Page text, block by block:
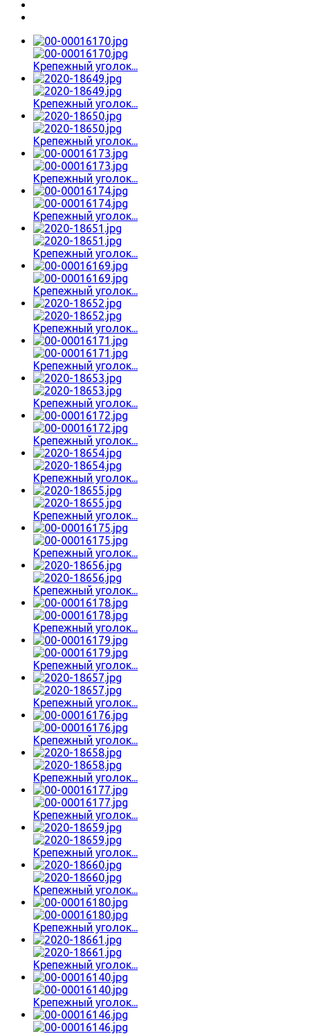
Крепежный уголок...
Крепежный уголок...
Крепежный уголок...
Крепежный уголок...
Крепежный уголок...
Крепежный уголок...
Крепежный уголок...
Крепежный уголок...
Крепежный уголок...
Крепежный уголок...
Крепежный уголок...
Крепежный уголок...
Крепежный уголок...
Крепежный уголок...
Крепежный уголок...
Крепежный уголок...
Крепежный уголок...
Крепежный уголок...
Крепежный уголок...
Крепежный уголок...
Крепежный уголок...
Крепежный уголок...
Крепежный уголок...
Крепежный уголок...
Крепежный уголок...
Крепежный уголок...